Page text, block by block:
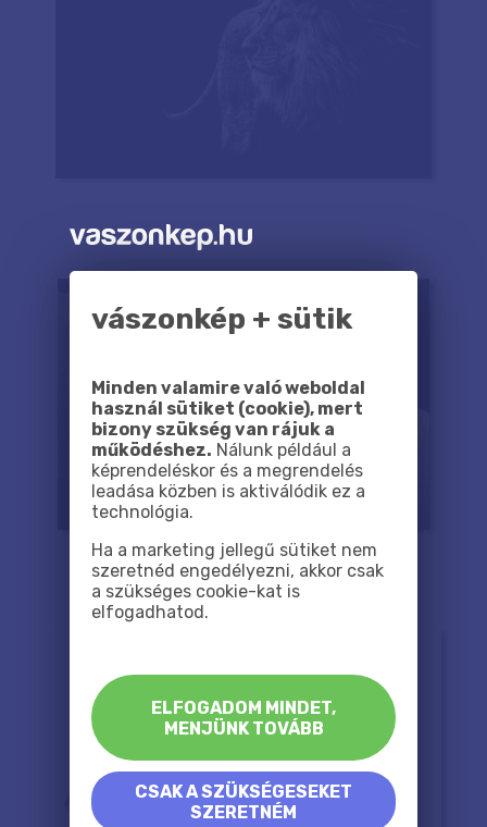
vászonkép + sütik
Minden valamire való weboldal
használ sütiket (cookie), mert
bizony szükség van rájuk a
működéshez. Nálunk például a
képrendeléskor és a megrendelés
leadása közben is aktiválódik ez a
technológia.
Ha a marketing jellegű sütiket nem
szeretnéd engedélyezni, akkor csak
a szükséges cookie-kat is
elfogadhatod.
ELFOGADOM MINDET,
MENJÜNK TOVÁBB
CSAK A SZÜKSÉGESEKET
SZERETNÉM